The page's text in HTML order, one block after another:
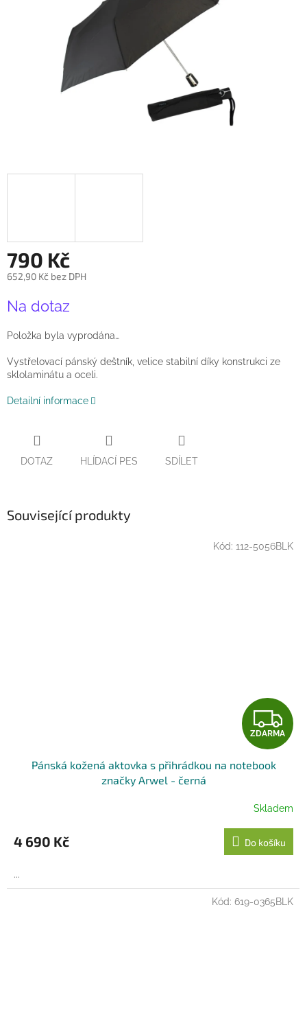
790 Kč
652,90 Kč bez DPH
cena:
Na dotaz
Položka byla vyprodána…
Vystřelovací pánský deštník, velice stabilní díky konstrukci ze
sklolaminátu a oceli.
Detailní informace
DOTAZ HLÍDACÍ PES SDÍLET
Související produkty
Z
D
R
M
A
ZDARMA
Pánská kožená aktovka s přihrádkou na notebook
značky Arwel - černá
Skladem
4 690 Kč Do košíku
...
Kód: 112-5056BLK
Kód: 619-0365BLK